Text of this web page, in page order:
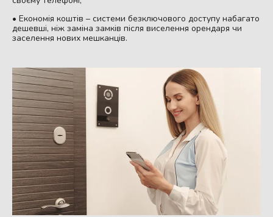
• Економія коштів – системи безключового доступу набагато
дешевші, ніж заміна замків після виселення орендаря чи
заселення нових мешканців.